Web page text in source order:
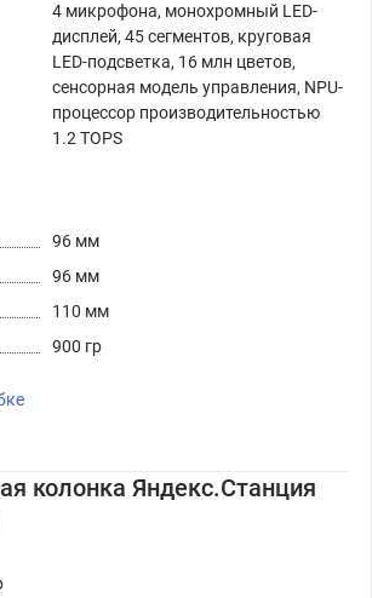
4 микрофона, монохромный LED-
дисплей, 45 сегментов, круговая
LED-подсветка, 16 млн цветов,
сенсорная модель управления, NPU-
процессор производительностью
1.2 TOPS
96 мм
96 мм
110 мм
900 гр
колонка Яндекс.Станция